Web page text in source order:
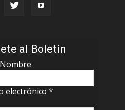
al Boletín
Nombre
electrónico *